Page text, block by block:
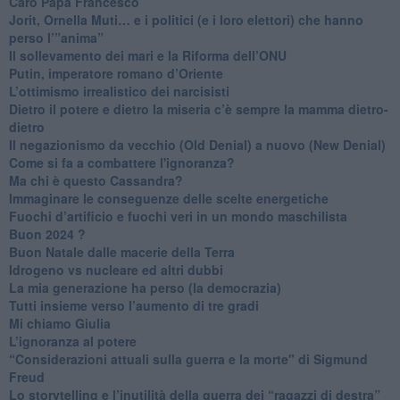
​Jorit, Ornella Muti… e i politici (e i loro elettori) che hanno
perso l’”anima”
​Il sollevamento dei mari e la Riforma dell’ONU
Putin, imperatore romano d’Oriente
​L’ottimismo irrealistico dei narcisisti
​Dietro il potere e dietro la miseria c’è sempre la mamma dietro-
dietro
Il negazionismo da vecchio (Old Denial) a nuovo (New Denial)
Come si fa a combattere l'ignoranza?
Ma chi è questo Cassandra?
Immaginare le conseguenze delle scelte energetiche
​Fuochi d’artificio e fuochi veri in un mondo maschilista
Buon 2024 ?
​Buon Natale dalle macerie della Terra
​Idrogeno vs nucleare ed altri dubbi
​La mia generazione ha perso (la democrazia)
​Tutti insieme verso l’aumento di tre gradi
Mi chiamo Giulia
L’ignoranza al potere
​“Considerazioni attuali sulla guerra e la morte" di Sigmund
Freud
​Lo storytelling e l’inutilità della guerra dei “ragazzi di destra”